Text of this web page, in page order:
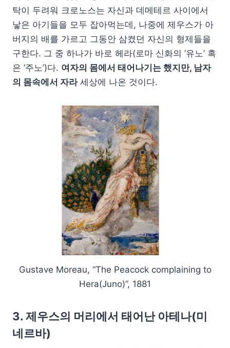
탁이 두려워 크로노스는 자신과 데메테르 사이에서
낳은 아기들을 모두 잡아먹는데, 나중에 제우스가 아
버지의 배를 가르고 그동안 삼켰던 자신의 형제들을
구한다. 그 중 하나가 바로 헤라(로마 신화의 ‘유노’ 혹
은 ‘주노’)다. 여자의 몸에서 태어나기는 했지만, 남자
의 몸속에서 자라세상에 나온 것이다.
Gustave Moreau, “The Peacock complaining to
Hera(Juno)”, 1881
3. 제우스의 머리에서 태어난 아테나(미
네르바)